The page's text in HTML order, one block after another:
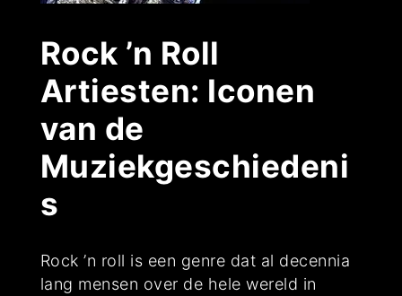
Rock ’n Roll
Artiesten: Iconen
van de
Muziekgeschiedeni
s
Rock ’n roll is een genre dat al decennia
lang mensen over de hele wereld in